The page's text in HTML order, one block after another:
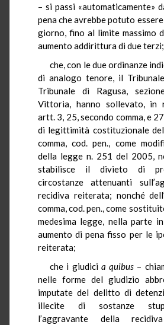
– si passi «automaticamente»
pena che avrebbe potuto
giorno, fino al limite massimo
aumento addirittura di due terzi;
che, con le due ordinanze
di analogo tenore, il
Tribunale di Ragusa,
Vittoria, hanno sollevato, in
artt. 3, 25, secondo comma, e
di legittimità costituzionale
comma, cod. pen., come
della legge n. 251 del 2005,
stabilisce il divieto di
circostanze attenuanti
recidiva reiterata; nonché
comma, cod. pen., come
medesima legge, nella parte
aumento di pena fisso per le
reiterata;
che i giudici a quibus –
nelle forme del giudizio
imputate del delitto di
illecite di sostanze
l’aggravante della